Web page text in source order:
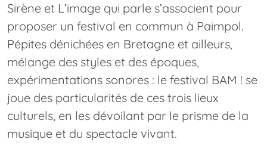
Sirène et L’image qui parle s’associent pour
proposer un festival en commun à Paimpol.
Pépites dénichées en Bretagne et ailleurs,
mélange des styles et des époques,
expérimentations sonores : le festival BAM ! se
joue des particularités de ces trois lieux
culturels, en les dévoilant par le prisme de la
musique et du spectacle vivant.